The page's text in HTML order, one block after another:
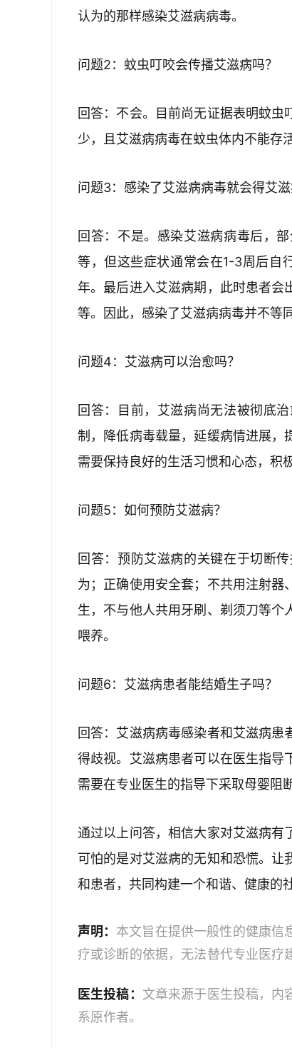
认为的那样感染艾滋病病毒。
问题2：蚊虫叮咬会传播艾滋病吗？
回答：不会。目前尚无证据表明蚊
少，且艾滋病病毒在蚊虫体内不能存
问题3：感染了艾滋病病毒就会得艾滋
回答：不是。感染艾滋病病毒后，
等，但这些症状通常会在1-3周后自
年。最后进入艾滋病期，此时患者会
等。因此，感染了艾滋病病毒并不等
问题4：艾滋病可以治愈吗？
回答：目前，艾滋病尚无法被彻底
制，降低病毒载量，延缓病情进展，
需要保持良好的生活习惯和心态，积
问题5：如何预防艾滋病？
回答：预防艾滋病的关键在于切断
为；正确使用安全套；不共用注射器
生，不与他人共用牙刷、剃须刀等
喂养。
问题6：艾滋病患者能结婚生子吗？
回答：艾滋病病毒感染者和艾滋病
得歧视。艾滋病患者可以在医生指导
需要在专业医生的指导下采取母婴阻
通过以上问答，相信大家对艾滋病有
可怕的是对艾滋病的无知和恐慌。
和患者，共同构建一个和谐、健康的
声明： 本文旨在提供一般性的健康信
疗或诊断的依据，无法替代专业医疗
策时，应咨询合格的医疗专业人员
或任何相关第三方不承担任何责任。
医生投稿： 文章来源于医生投稿，内
系原作者。